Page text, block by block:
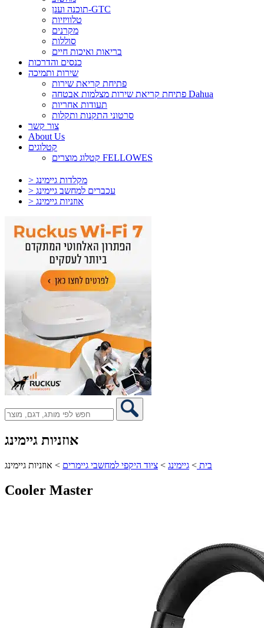
תוכנה וענן-GTC
טלוויזיות
מקרנים
סוללות
בריאות ואיכות חיים
כנסים והדרכות
שירות ותמיכה
פתיחת קריאת שירות
פתיחת קריאת שירות מצלמות אבטחה Dahua
תעודות אחריות
סרטוני התקנות ותקלות
צור קשר
About Us
קטלוגים
קטלוג מוצרים FELLOWES
> מקלדות גיימינג
> עכברים למחשב גיימינג
> אוזניות גיימינג
אוזניות גיימינג
בית > גיימינג > ציוד היקפי למחשבי גיימרים > אוזניות גיימינג
Cooler Master